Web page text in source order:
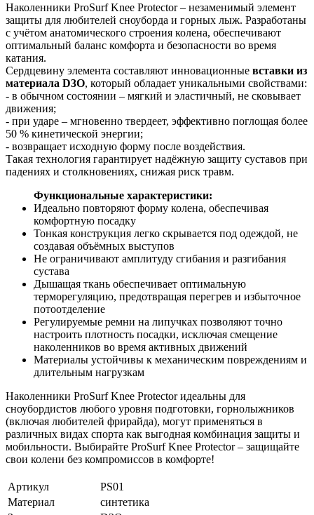
Наколенники ProSurf Knee Protector – незаменимый элемент
защиты для любителей сноуборда и горных лыж. Разработаны
с учётом анатомического строения колена, обеспечивают
оптимальный баланс комфорта и безопасности во время
катания.
Сердцевину элемента составляют инновационные вставки из
материала D3O, который обладает уникальными свойствами:
- в обычном состоянии – мягкий и эластичный, не сковывает
движения;
- при ударе – мгновенно твердеет, эффективно поглощая более
50 % кинетической энергии;
- возвращает исходную форму после воздействия.
Такая технология гарантирует надёжную защиту суставов при
падениях и столкновениях, снижая риск травм.
Функциональные характеристики:
Идеально повторяют форму колена, обеспечивая
комфортную посадку
Тонкая конструкция легко скрывается под одеждой, не
создавая объёмных выступов
Не ограничивают амплитуду сгибания и разгибания
сустава
Дышащая ткань обеспечивает оптимальную
терморегуляцию, предотвращая перегрев и избыточное
потоотделение
Регулируемые ремни на липучках позволяют точно
настроить плотность посадки, исключая смещение
наколенников во время активных движений
Материалы устойчивы к механическим повреждениям и
длительным нагрузкам
Наколенники ProSurf Knee Protector идеальны для
сноубордистов любого уровня подготовки, горнолыжников
(включая любителей фрирайда), могут применяться в
различных видах спорта как выгодная комбинация защиты и
мобильности. Выбирайте ProSurf Knee Protector – защищайте
свои колени без компромиссов в комфорте!
Артикул
PS01
Материал
синтетика